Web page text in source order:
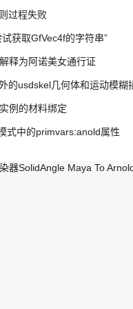
过程失败
获取GfVec4f的字符串”
释为阿诺美女通行证
的usdskel几何体和运动模糊
例的材料绑定
式中的primvars:anold属性